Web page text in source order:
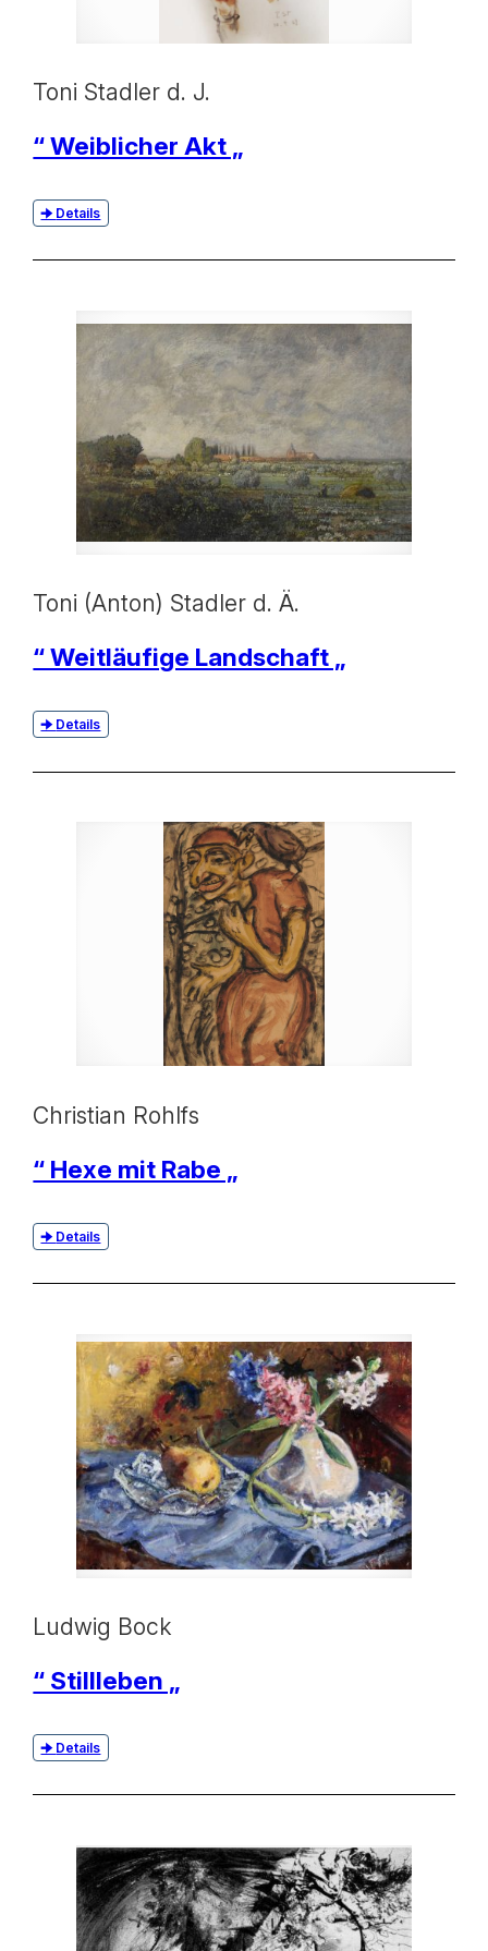
Toni Stadler d. J.
“ Weiblicher Akt „
Details
Toni (Anton) Stadler d. Ä.
“ Weitläufige Landschaft „
Details
Christian Rohlfs
“ Hexe mit Rabe „
Details
Ludwig Bock
“ Stillleben „
Details